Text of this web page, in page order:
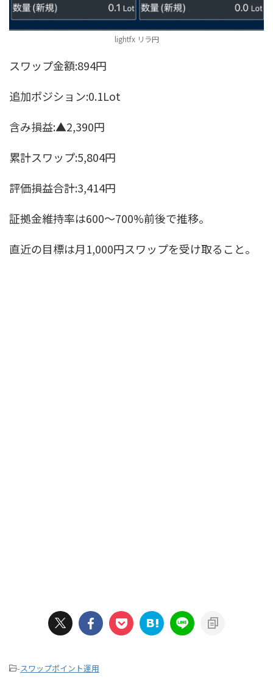
lightfx リラ円
スワップ金額:894円
追加ポジション:0.1Lot
含み損益:▲2,390円
累計スワップ:5,804円
評価損益合計:3,414円
証拠金維持率は600〜700%前後で推移。
直近の目標は月1,000円スワップを受け取ること。
-スワップポイント運用